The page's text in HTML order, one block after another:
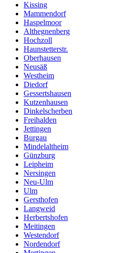
Kissing
Mammendorf
Haspelmoor
Althegnenberg
Hochzoll
Haunstetterstr.
Oberhausen
Neusäß
Westheim
Diedorf
Gessertshausen
Kutzenhausen
Dinkelscherben
Freihalden
Jettingen
Burgau
Mindelaltheim
Günzburg
Leipheim
Nersingen
Neu-Ulm
Ulm
Gersthofen
Langweid
Herbertshofen
Meitingen
Westendorf
Nordendorf